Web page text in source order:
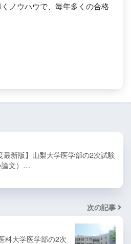
ノウハウで、毎年多くの合格
最新版】山梨大学医学部の2次試験
論文）…
次の記事
科大学医学部の2次